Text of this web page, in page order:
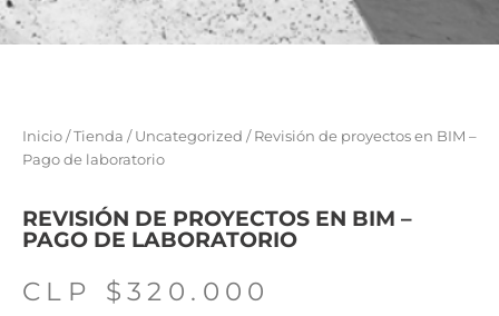
Inicio /Tienda / Uncategorized / Revisión de proyectos en BIM –
Pago de laboratorio
REVISIÓN DE PROYECTOS EN BIM –
PAGO DE LABORATORIO
CLP $ 320.000